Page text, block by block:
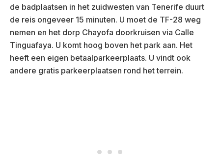
de badplaatsen in het zuidwesten van Tenerife duurt
de reis ongeveer 15 minuten. U moet de TF-28 weg
nemen en het dorp Chayofa doorkruisen via Calle
Tinguafaya. U komt hoog boven het park aan. Het
heeft een eigen betaalparkeerplaats. U vindt ook
andere gratis parkeerplaatsen rond het terrein.